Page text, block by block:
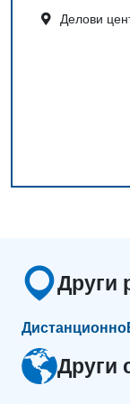
Делови
Други
Дистанционно
Други